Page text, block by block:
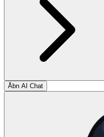
Åbn AI Chat